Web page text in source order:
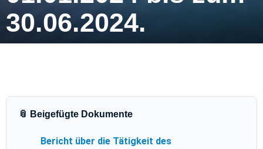
30.06.2024.
📎 Beigefügte Dokumente
Bericht über die Tätigkeit des